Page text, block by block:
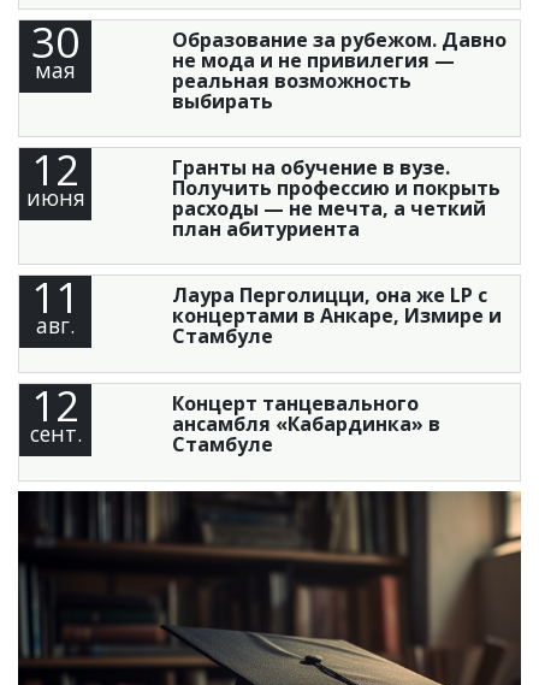
30
мая
Образование за рубежом. Давно
не мода и не привилегия —
реальная возможность
выбирать
12
июня
Гранты на обучение в вузе.
Получить профессию и покрыть
расходы — не мечта, а четкий
план абитуриента
11
авг.
Лаура Перголицци, она же LP с
концертами в Анкаре, Измире и
Стамбуле
12
сент.
Концерт танцевального
ансамбля «Кабардинка» в
Стамбуле